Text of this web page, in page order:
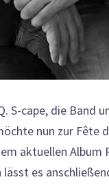
S-cape, die Band
nun zur Fête
aktuellen
lässt es